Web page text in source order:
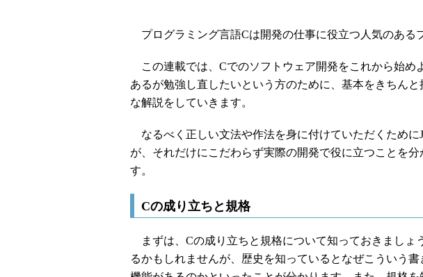
プログラミング言語Cは開発の仕事に役立つ人気のある
この連載では、Cでのソフトウェア開発をこれから始め
あるが勉強し直したいという方のために、基本をきちん
な解説をしていきます。
なるべく正しい文法や作法を身に付けていただくために
が、それだけにこだわらず実際の開発で役に立つことを
す。
Cの成り立ちと規格
まずは、Cの成り立ちと規格について知っておきましょ
るかもしれませんが、歴史を知っているとなぜこういう